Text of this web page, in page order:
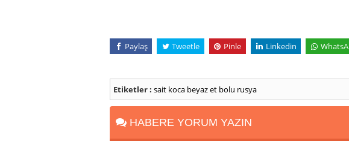
Paylaş Tweetle Pinle Linkedin
Etiketler : sait koca beyaz et bolu rusya
HABERE YORUM YAZIN